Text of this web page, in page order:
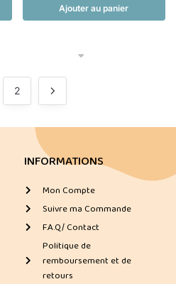
Ajouter au panier
2
INFORMATIONS
Mon Compte
Suivre ma Commande
F.A.Q/ Contact
Politique de
remboursement et de
retours